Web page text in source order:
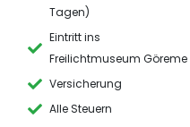
Tagen)
Eintritt ins
Freilichtmuseum Göreme
Versicherung
Alle Steuern